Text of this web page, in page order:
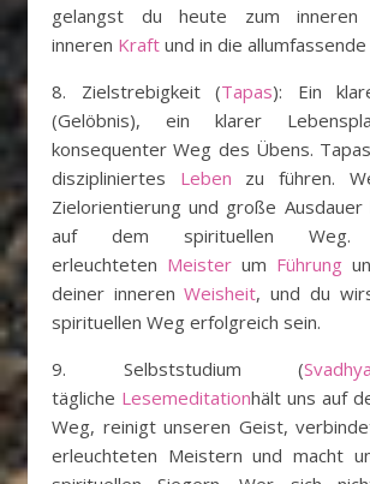
gelangst du heute zum inneren
inneren Kraft und in die allumfassende
8. Zielstrebigkeit (Tapas): Ein
(Gelöbnis), ein klarer
konsequenter Weg des Übens.
diszipliniertes Leben zu führen.
Zielorientierung und große
auf dem spirituellen
erleuchteten Meister um Führung
deiner innerenWeisheit, und du
spirituellen Weg erfolgreich sein.
9. Selbststudium (
tägliche Lesemeditationhält uns auf
Weg, reinigt unseren Geist,
erleuchteten Meistern und macht